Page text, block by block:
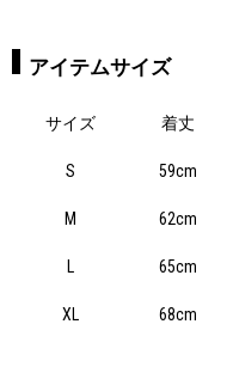
アイテムサイズ
サイズ 着丈
S 59cm
M 62cm
L 65cm
XL 68cm